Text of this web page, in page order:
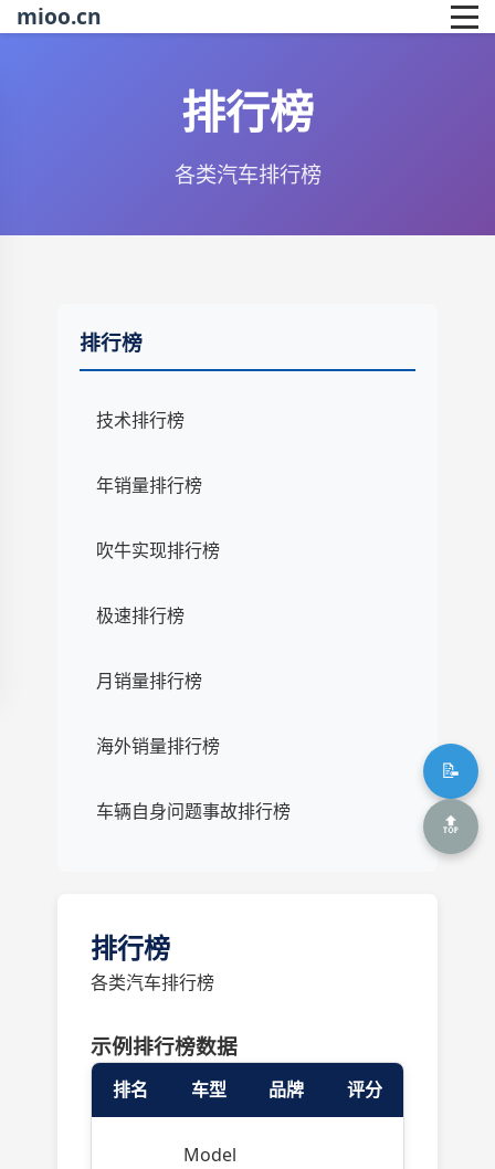
mioo.cn
📝
🔝
排行榜
各类汽车排行榜
排行榜
技术排行榜
年销量排行榜
吹牛实现排行榜
极速排行榜
月销量排行榜
海外销量排行榜
车辆自身问题事故排行榜
排行榜
各类汽车排行榜
示例排行榜数据
排名 车型 品牌 评分
Model